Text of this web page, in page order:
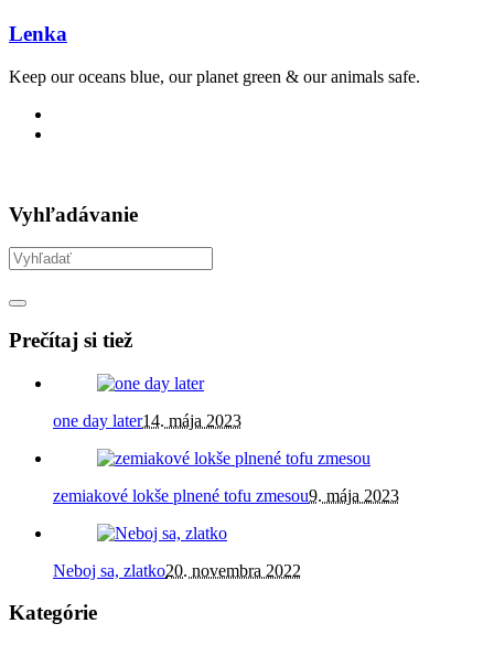
Lenka
Keep our oceans blue, our planet green & our animals safe.
Vyhľadávanie
Prečítaj si tiež
one day later14. mája 2023
zemiakové lokše plnené tofu zmesou9. mája 2023
Neboj sa, zlatko20. novembra 2022
Kategórie